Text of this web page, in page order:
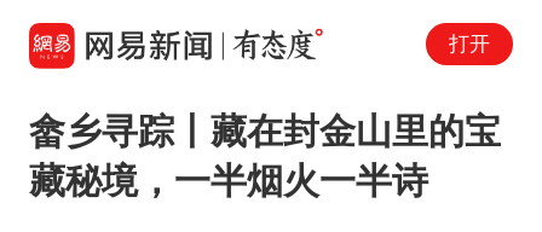
打开
畲乡寻踪丨藏在封金山里的宝
藏秘境，一半烟火一半诗